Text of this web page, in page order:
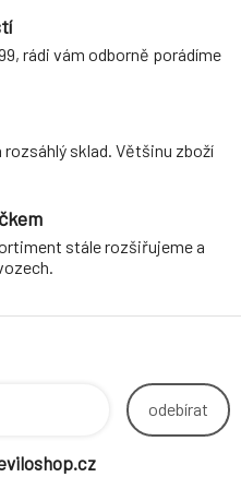
rádi vám odborně porádíme
rozsáhlý sklad. Většinu zboží
stále rozšiřujeme a
odebírat